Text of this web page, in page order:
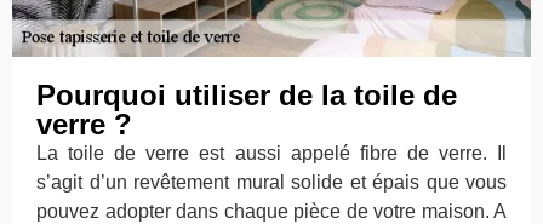
Pourquoi utiliser de la toile de
verre ?
La toile de verre est aussi appelé fibre de verre. Il
s’agit d’un revêtement mural solide et épais que vous
pouvez adopter dans chaque pièce de votre maison. A